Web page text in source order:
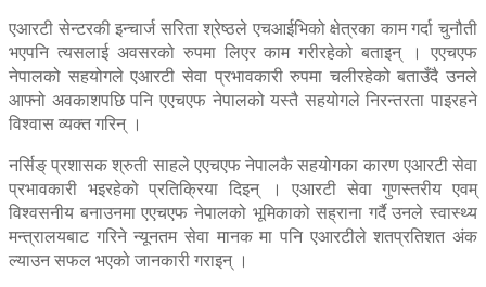
एआरटी सेन्टरकी इन्चार्ज सरिता श्रेष्ठले एचआईभिको क्षेत्रका काम गर्दा चुनौती
भएपनि त्यसलाई अवसरको रुपमा लिएर काम गरीरहेको बताइन् । एएचएफ
नेपालको सहयोगले एआरटी सेवा प्रभावकारी रुपमा चलीरहेको बताउँदै उनले
आफ्नो अवकाशपछि पनि एएचएफ नेपालको यस्तै सहयोगले निरन्तरता पाइरहने
विश्वास व्यक्त गरिन् ।
नर्सिङ् प्रशासक श्रुती साहले एएचएफ नेपालकै सहयोगका कारण एआरटी सेवा
प्रभावकारी भइरहेको प्रतिक्रिया दिइन् । एआरटी सेवा गुणस्तरीय एवम्
विश्वसनीय बनाउनमा एएचएफ नेपालको भूमिकाको सह्राना गर्दै उनले स्वास्थ्य
मन्त्रालयबाट गरिने न्यूनतम सेवा मानक मा पनि एआरटीले शतप्रतिशत अंक
ल्याउन सफल भएको जानकारी गराइन् ।